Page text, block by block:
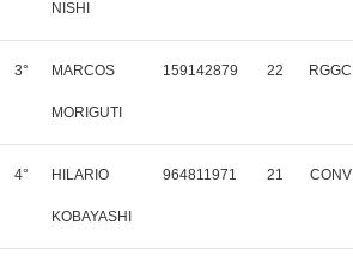
NISHI
3° MARCOS
MORIGUTI
159142879 22 RGGC
4° HILARIO
KOBAYASHI
964811971 21 CONV